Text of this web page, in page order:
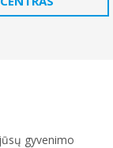
gyvenimo